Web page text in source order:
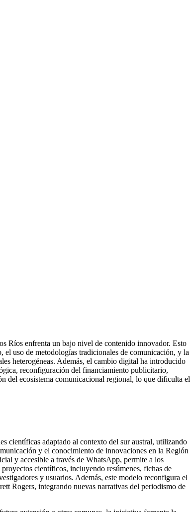
Ríos enfrenta un bajo nivel de contenido innovador. Esto
uso de metodologías tradicionales de comunicación, y la
heterogéneas. Además, el cambio digital ha introducido
reconfiguración del financiamiento publicitario,
del ecosistema comunicacional regional, lo que dificulta el
científicas adaptado al contexto del sur austral, utilizando
y el conocimiento de innovaciones en la Región
y accesible a través de WhatsApp, permite a los
científicos, incluyendo resúmenes, fichas de
y usuarios. Además, este modelo reconfigura el
Rogers, integrando nuevas narrativas del periodismo de